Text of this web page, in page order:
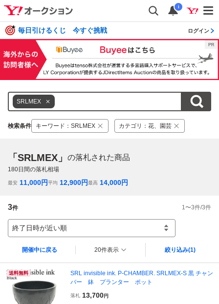
i
毎日引けるくじ 今すぐ挑戦 ログイン
SRLMEX
検索条件 キーワード ： SRLMEX カテゴリ ： 花、園芸
「SRLMEX」 の落札された商品
180日間の落札相場
最安 11,000円平均 12,900円最高 14,000円
3件 1 〜3件/3件
終了日時が近い順
開催中に戻る 20件表示 絞り込み(1)
送料無料
SRL invisible ink. P-CHAMBER. SRLMEX-S 黒 チャン
バー 鉢 プランター ポット
落札 13,700円